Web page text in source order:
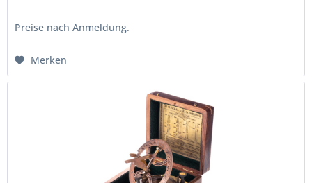
Preise nach Anmeldung.
Merken